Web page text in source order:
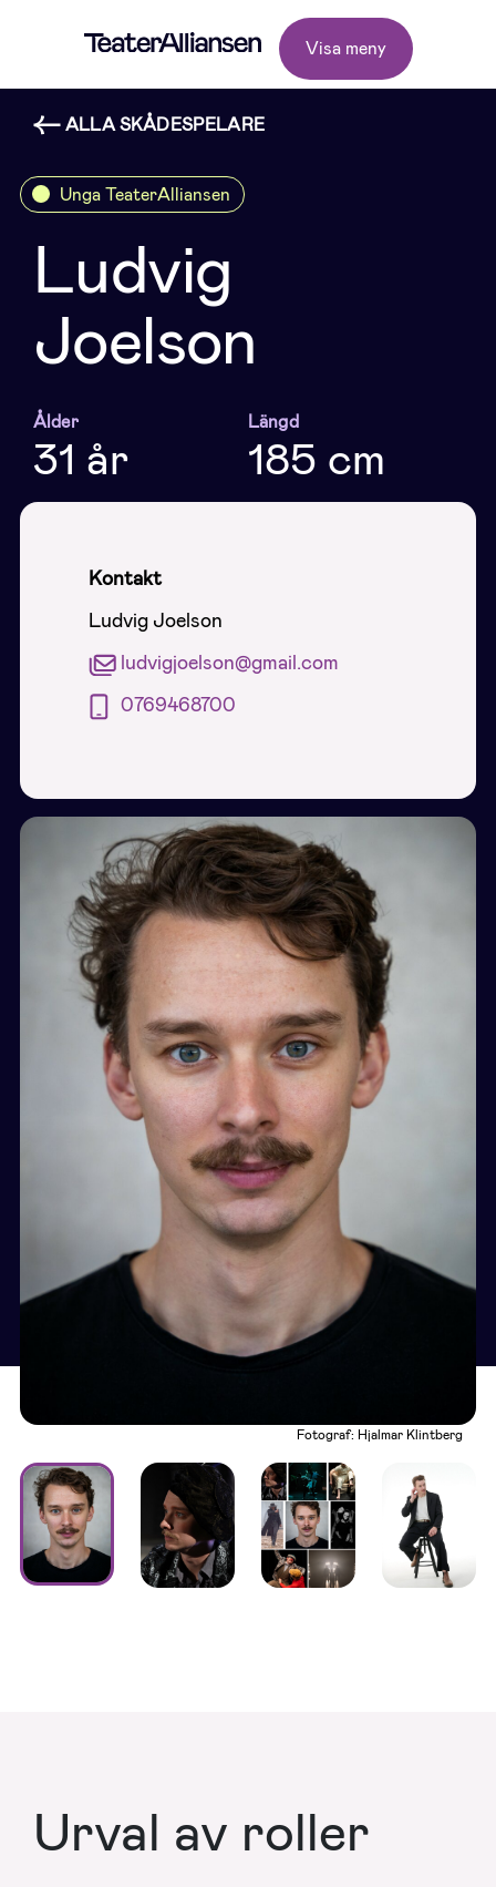
Visa meny
ALLA SKÅDESPELARE
Unga TeaterAlliansen
Ludvig
Joelson
Ålder
31 år
Längd
185 cm
Kontakt
Ludvig Joelson
ludvigjoelson@gmail.com
0769468700
Fotograf: Hjalmar Klintberg
Urval av roller